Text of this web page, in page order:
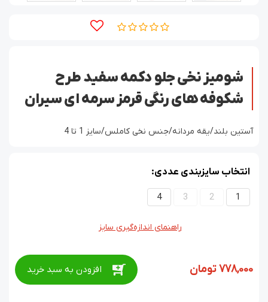
شومیز نخی جلو دکمه سفید طرح
شکوفه های رنگی قرمز سرمه ای سیران
آستین بلند/یقه مردانه/جنس نخی کاملس/سایز 1 تا 4
انتخاب سایزبندی عددی:
1
2
3
4
راهنمای اندازه‌گیری سایز
778,000تومان افزودن به سبد خرید